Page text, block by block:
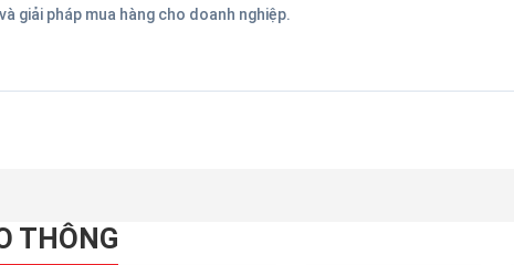
giải pháp mua hàng cho doanh nghiệp.
THÔNG